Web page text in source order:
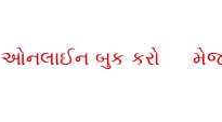
ઓનલાઈન બુક કરો